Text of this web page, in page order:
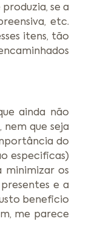
se a
etc.
itens, tão
ainda não
que seja
do
especificas)
minimizar os
e a
beneficio
me parece